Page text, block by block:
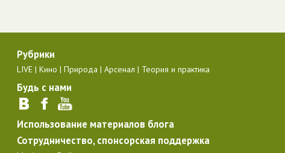
Рубрики
LIVE Кино Природа Арсенал Теория и практика
Будь с нами
Использование материалов блога
Сотрудничество, спонсорская поддержка